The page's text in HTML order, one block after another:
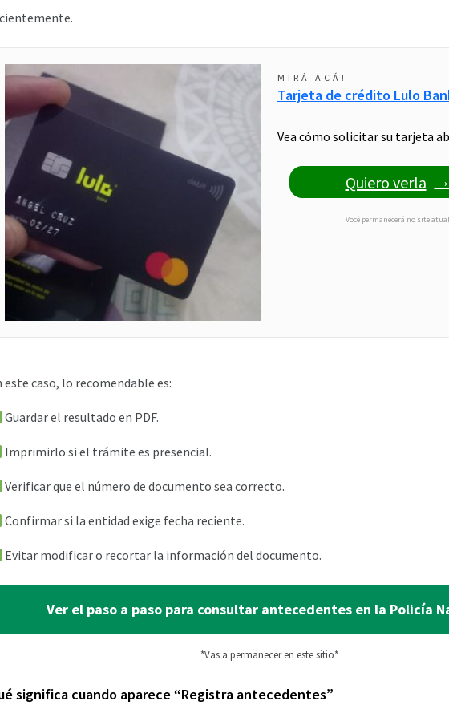
MIRÁ ACÁ!
Tarjeta de crédito Lulo
Vea cómo solicitar su tarjeta
Quiero verla
Você permanecerá no site atual
este caso, lo recomendable es:
Guardar el resultado en PDF.
Imprimirlo si el trámite es presencial.
Verificar que el número de documento sea correcto.
Confirmar si la entidad exige fecha reciente.
Evitar modificar o recortar la información del documento.
Ver el paso a paso para consultar antecedentes en la Policía
*Vas a permanecer en este sitio*
significa cuando aparece “Registra antecedentes”